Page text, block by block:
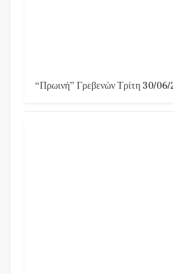
“Πρωινή” Γρεβενών Τρίτη 30/